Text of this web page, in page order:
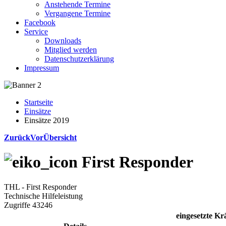
Anstehende Termine
Vergangene Termine
Facebook
Service
Downloads
Mitglied werden
Datenschutzerklärung
Impressum
Startseite
Einsätze
Einsätze 2019
ZurückVorÜbersicht
First Responder
THL - First Responder
Technische Hilfeleistung
Zugriffe 43246
eingesetzte